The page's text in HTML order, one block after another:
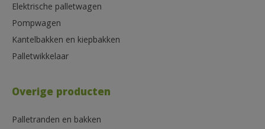
Elektrische palletwagen
Pompwagen
Kantelbakken en kiepbakken
Palletwikkelaar
Overige producten
Palletranden en bakken